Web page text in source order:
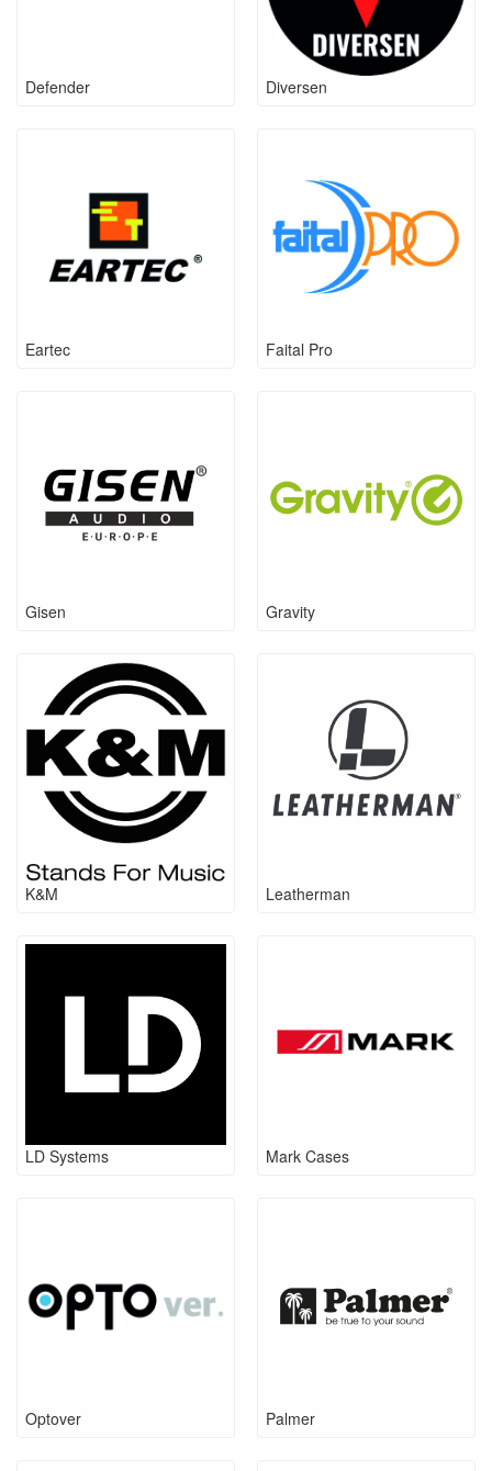
Defender Diversen
Eartec Faital Pro
Gisen Gravity
K&M Leatherman
LD Systems Mark Cases
Optover Palmer